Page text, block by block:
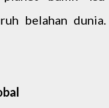
belahan